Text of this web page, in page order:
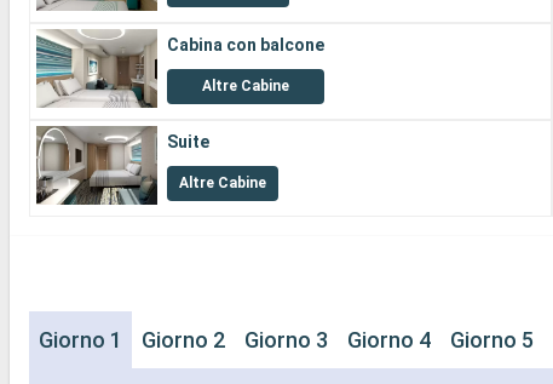
Cabina con balcone
Altre Cabine
Suite
Altre Cabine
Giorno 1 Giorno 2 Giorno 3 Giorno 4 Giorno 5